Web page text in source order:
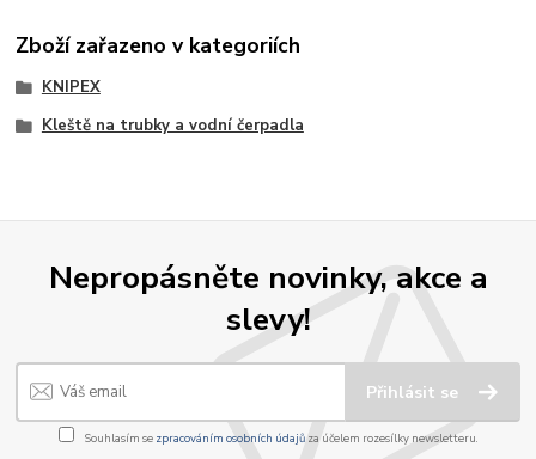
Zboží zařazeno v kategoriích
KNIPEX
Kleště na trubky a vodní čerpadla
Nepropásněte novinky, akce a
slevy!
Přihlásit se
Souhlasím se zpracováním osobních údajůza účelem rozesílky newsletteru.